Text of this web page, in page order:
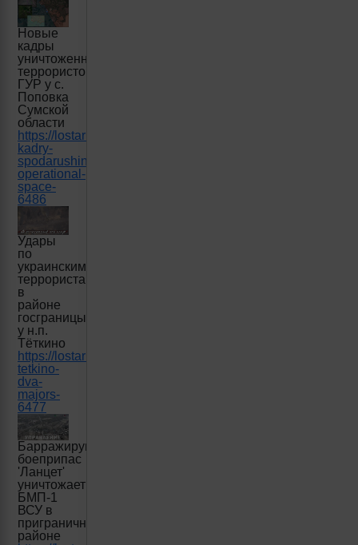
Новые
кадры
уничтоженных
террористов
ГУР у с.
Поповка
Сумской
области
https://lostarmour.info/news/novie-
kadry-
spodarushino-
operational-
space-
6486
Удары
по
украинским
террористам
в
районе
госграницы
у н.п.
Тёткино
https://lostarmour.info/news/udary-
tetkino-
dva-
majors-
6477
Барражирующий
боеприпас
'Ланцет'
уничтожает
БМП-1
ВСУ в
приграничном
районе